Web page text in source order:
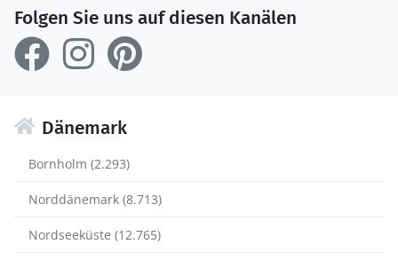
Folgen Sie uns auf diesen Kanälen
Dänemark
Bornholm (2.293)
Norddänemark (8.713)
Nordseeküste (12.765)